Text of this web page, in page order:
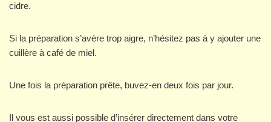
cidre.
Si la préparation s’avère trop aigre, n’hésitez pas à y ajouter une
cuillère à café de miel.
Une fois la préparation prête, buvez-en deux fois par jour.
Il vous est aussi possible d’insérer directement dans votre